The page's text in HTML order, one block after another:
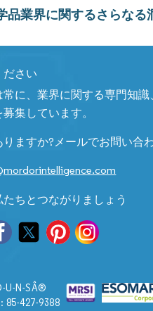
品業界に関するさらなる
ださい
常に、業界に関する専門知
集しています。
ますか?メールでお問い合
ちとつながりましょう
U-N-SÂ®
85-427-9388